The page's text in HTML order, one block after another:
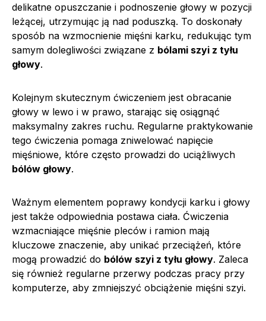
delikatne opuszczanie i podnoszenie głowy w pozycji
leżącej, utrzymując ją nad poduszką. To doskonały
sposób na wzmocnienie mięśni karku, redukując tym
samym dolegliwości związane z bólami szyi z tyłu
głowy.
Kolejnym skutecznym ćwiczeniem jest obracanie
głowy w lewo i w prawo, starając się osiągnąć
maksymalny zakres ruchu. Regularne praktykowanie
tego ćwiczenia pomaga zniwelować napięcie
mięśniowe, które często prowadzi do uciążliwych
bólów głowy.
Ważnym elementem poprawy kondycji karku i głowy
jest także odpowiednia postawa ciała. Ćwiczenia
wzmacniające mięśnie pleców i ramion mają
kluczowe znaczenie, aby unikać przeciążeń, które
mogą prowadzić do bólów szyi z tyłu głowy. Zaleca
się również regularne przerwy podczas pracy przy
komputerze, aby zmniejszyć obciążenie mięśni szyi.